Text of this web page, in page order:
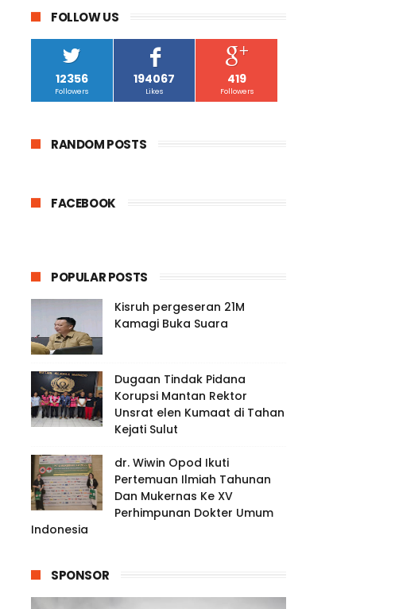
FOLLOW US
12356
Followers
194067
Likes
419
Followers
RANDOM POSTS
FACEBOOK
POPULAR POSTS
Kisruh pergeseran 21M
Kamagi Buka Suara
Dugaan Tindak Pidana
Korupsi Mantan Rektor
Unsrat elen Kumaat di Tahan
Kejati Sulut
dr. Wiwin Opod Ikuti
Pertemuan Ilmiah Tahunan
Dan Mukernas Ke XV
Perhimpunan Dokter Umum
Indonesia
SPONSOR